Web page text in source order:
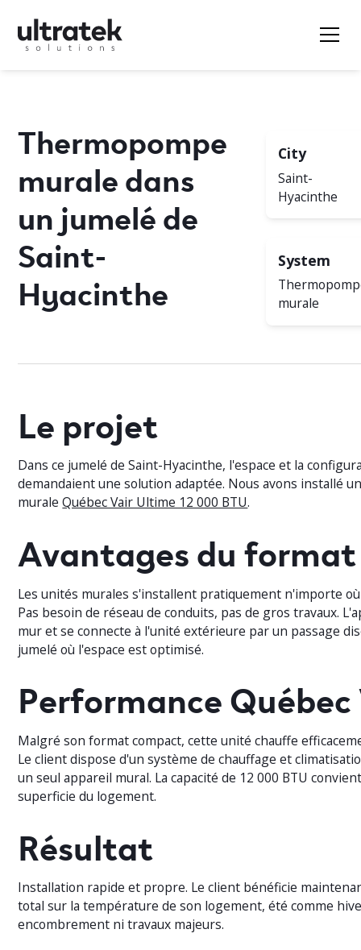
Thermopompe
murale dans
un jumelé de
Saint-
Hyacinthe
City
Saint-
Hyacinthe
System
murale
Le projet
Dans ce jumelé de Saint-Hyacinthe, l'espace et la
demandaient une solution adaptée. Nous avons installé
muraleQuébec Vair Ultime 12 000 BTU.
Avantages du
Les unités murales s'installent pratiquement n'importe où
Pas besoin de réseau de conduits, pas de gros travaux.
mur et se connecte à l'unité extérieure par un passage
jumelé où l'espace est optimisé.
Performance Québec
Malgré son format compact, cette unité chauffe
Le client dispose d'un système de chauffage et
un seul appareil mural. La capacité de 12 000 BTU
superficie du logement.
Résultat
Installation rapide et propre. Le client bénéficie
total sur la température de son logement, été comme
encombrement ni travaux majeurs.